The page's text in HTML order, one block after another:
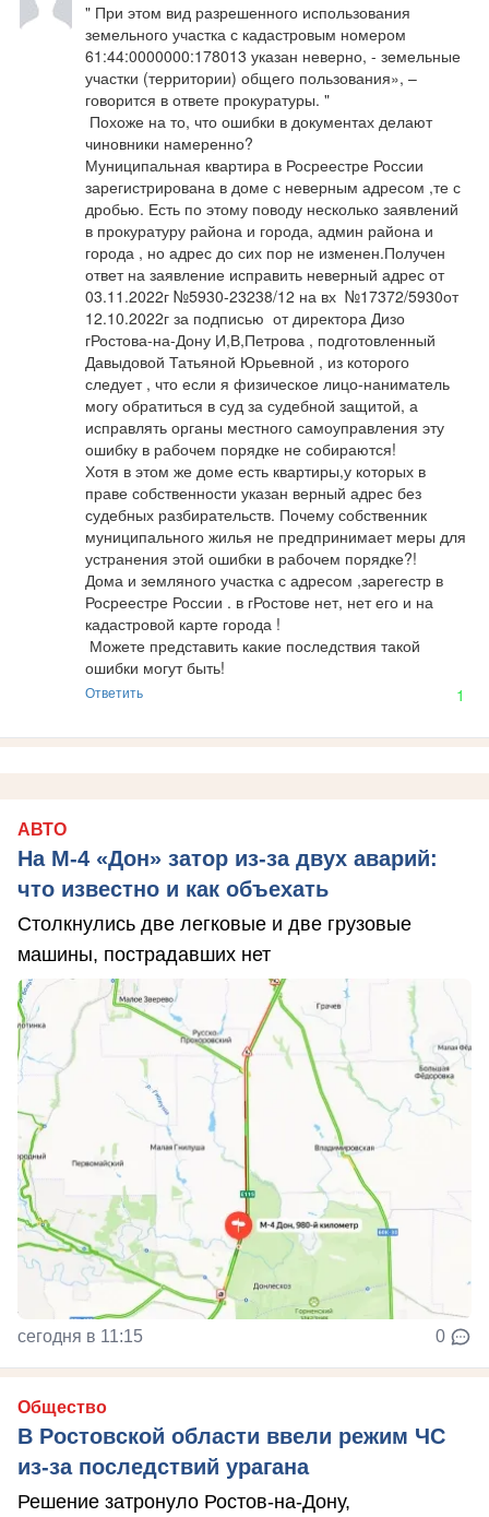
" При этом вид разрешенного использования
земельного участка с кадастровым номером
61:44:0000000:178013 указан неверно, - земельные
участки (территории) общего пользования», –
говорится в ответе прокуратуры. "
чиновники намеренно?
Муниципальная квартира в Росреестре России
зарегистрирована в доме с неверным адресом ,те с
дробью. Есть по этому поводу несколько заявлений
в прокуратуру района и города, админ района и
города , но адрес до сих пор не изменен.Получен
ответ на заявление исправить неверный адрес от
03.11.2022г №5930-23238/12 на вх  №17372/5930от
12.10.2022г за подписью  от директора Дизо
гРостова-на-Дону И,В,Петрова , подготовленный
Давыдовой Татьяной Юрьевной , из которого
следует , что если я физическое лицо-наниматель
могу обратиться в суд за судебной защитой, а
исправлять органы местного самоуправления эту
ошибку в рабочем порядке не собираются!
Хотя в этом же доме есть квартиры,у которых в
праве собственности указан верный адрес без
судебных разбирательств. Почему собственник
муниципального жилья не предпринимает меры для
устранения этой ошибки в рабочем порядке?!
Дома и земляного участка с адресом ,зарегестр в
Росреестре России . в гРостове нет, нет его и на
кадастровой карте города !
ошибки могут быть!
Ответить 1
АВТО
На М‑4 «Дон» затор из‑за двух аварий:
что известно и как объехать
Столкнулись две легковые и две грузовые
машины, пострадавших нет
сегодня в 11:15 0
Общество
В Ростовской области ввели режим ЧС
из-за последствий урагана
Решение затронуло Ростов-на-Дону,